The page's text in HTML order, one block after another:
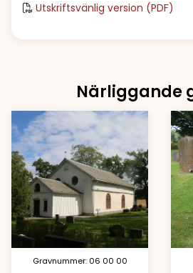
Utskriftsvänlig version (PDF)
Närliggande
Gravnummer: 06 00 00